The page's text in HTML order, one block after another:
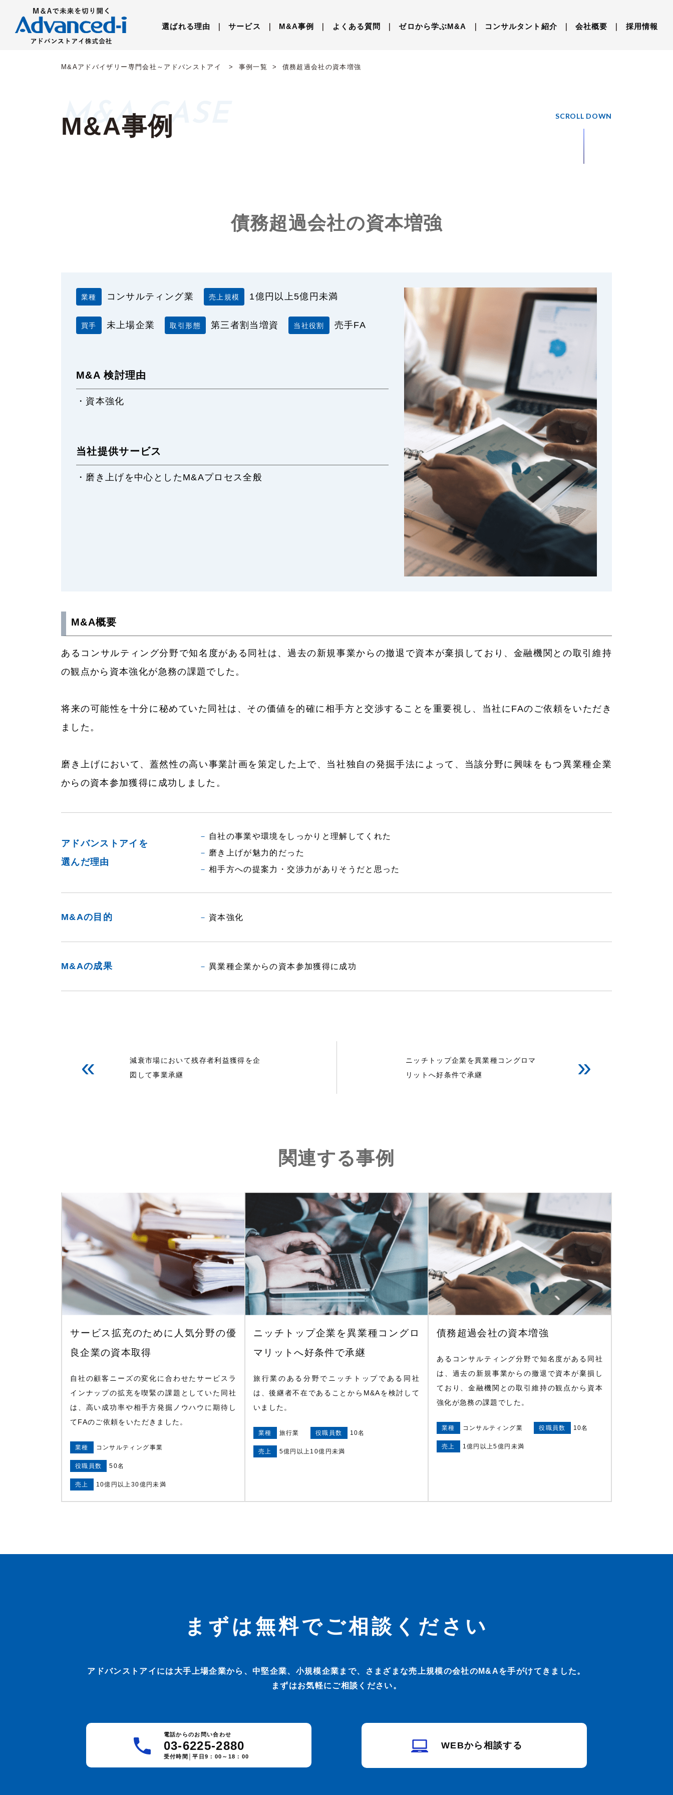
選ばれる理由 ｜ サービス ｜ M&A事例 ｜ よくある質問 ｜ ゼロから学ぶM&A ｜ コンサルタント紹介 ｜ 会社概要 ｜ 採用情報
M&Aアドバイザリー専門会社～アドバンストアイ 事例一覧 債務超過会社の資本増強
M&A事例 SCROLL DOWN
債務超過会社の資本増強
業種 コンサルティング業 売上規模 1億円以上5億円未満
買手 未上場企業 取引形態 第三者割当増資 当社役割 売手FA
M&A 検討理由
・資本強化
当社提供サービス
・磨き上げを中心としたM&Aプロセス全般
M&A概要
あるコンサルティング分野で知名度がある同社は、過去の新規事業からの撤退で資本が棄損しており、金融機関との取引維持
の観点から資本強化が急務の課題でした。
将来の可能性を十分に秘めていた同社は、その価値を的確に相手方と交渉することを重要視し、当社にFAのご依頼をいただき
ました。
磨き上げにおいて、蓋然性の高い事業計画を策定した上で、当社独自の発掘手法によって、当該分野に興味をもつ異業種企業
からの資本参加獲得に成功しました。
アドバンストアイを
選んだ理由
自社の事業や環境をしっかりと理解してくれた
磨き上げが魅力的だった
相手方への提案力・交渉力がありそうだと思った
M&Aの目的 資本強化
M&Aの成果 異業種企業からの資本参加獲得に成功
«
減衰市場において残存者利益獲得を企
図して事業承継
ニッチトップ企業を異業種コングロマ
リットへ好条件で承継
»
関連する事例
サービス拡充のために人気分野の優
良企業の資本取得
自社の顧客ニーズの変化に合わせたサービスラ
インナップの拡充を喫緊の課題としていた同社
は、高い成功率や相手方発掘ノウハウに期待し
てFAのご依頼をいただきました。
業種 コンサルティング事業
役職員数 50名
売上 10億円以上30億円未満
ニッチトップ企業を異業種コングロ
マリットへ好条件で承継
旅行業のある分野でニッチトップである同社
は、後継者不在であることからM&Aを検討して
いました。
業種 旅行業 役職員数 10名
売上 5億円以上10億円未満
債務超過会社の資本増強
あるコンサルティング分野で知名度がある同社
は、過去の新規事業からの撤退で資本が棄損し
ており、金融機関との取引維持の観点から資本
強化が急務の課題でした。
業種 コンサルティング業 役職員数 10名
売上 1億円以上5億円未満
まずは無料でご相談ください
アドバンストアイには大手上場企業から、中堅企業、小規模企業まで、さまざまな売上規模の会社のM&Aを手がけてきました。
まずはお気軽にご相談ください。
電話からのお問い合わせ
03-6225-2880
受付時間│平日9：00～18：00
WEBから相談する